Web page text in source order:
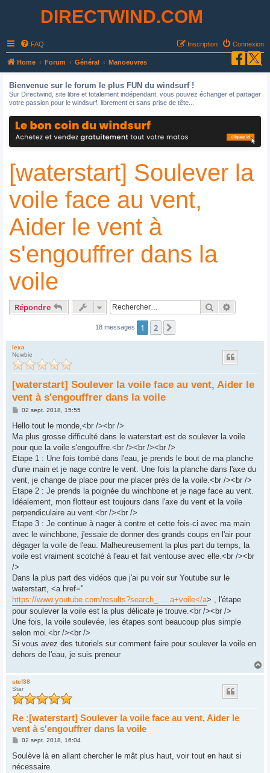
DIRECTWIND.COM
FAQ Connexion
Inscription
Home Forum Général Manoeuvres
Bienvenue sur le forum le plus FUN du windsurf !
Sur Directwind, site libre et totalement indépendant, vous pouvez échanger et partager
votre passion pour le windsurf, librement et sans prise de tête...
[waterstart] Soulever la
voile face au vent,
Aider le vent à
s'engouffrer dans la
voile
Répondre Rechercher
18 messages 1 2
lexa
Newbie
[waterstart] Soulever la voile face au vent, Aider le
vent à s'engouffrer dans la voile
M
s
a
g
02 sept. 2018, 15:55
Hello tout le monde,<br /><br />
Ma plus grosse difficulté dans le waterstart est de soulever la voile
pour que la voile s'engouffre.<br /><br /><br />
Etape 1 : Une fois tombé dans l'eau, je prends le bout de ma planche
d'une main et je nage contre le vent. Une fois la planche dans l'axe du
vent, je change de place pour me placer près de la voile.<br /><br />
Etape 2 : Je prends la poignée du winchbone et je nage face au vent.
Idéalement, mon flotteur est toujours dans l'axe du vent et la voile
perpendiculaire au vent.<br /><br />
Etape 3 : Je continue à nager à contre et cette fois-ci avec ma main
avec le winchbone, j'essaie de donner des grands coups en l'air pour
dégager la voile de l'eau. Malheureusement la plus part du temps, la
voile est vraiment scotché à l'eau et fait ventouse avec elle.<br /><br
/>
Dans la plus part des vidéos que j'ai pu voir sur Youtube sur le
waterstart, <a href="
https://www.youtube.com/results?search_ ... a+voile</a> , l'étape
pour soulever la voile est la plus délicate je trouve.<br /><br />
Une fois, la voile soulevée, les étapes sont beaucoup plus simple
selon moi.<br /><br />
Si vous avez des tutoriels sur comment faire pour soulever la voile en
dehors de l'eau, je suis preneur
a
stef38
Star
Re :[waterstart] Soulever la voile face au vent, Aider le
vent à s'engouffrer dans la voile
M
s
a
02 sept. 2018, 16:04
Soulève là en allant chercher le mât plus haut, voir tout en haut si
nécessaire.